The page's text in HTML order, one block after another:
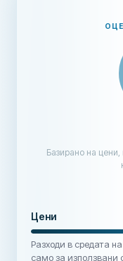
Базирано на
Цени
Разходи в средата
само за използвани